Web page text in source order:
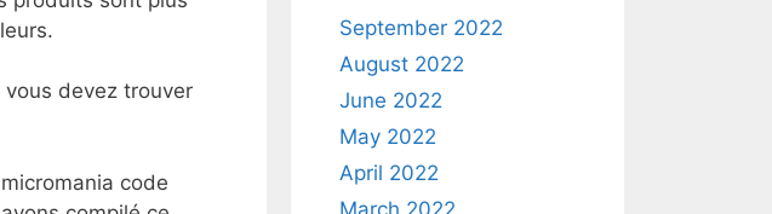
vous devez trouver
code
September 2022
August 2022
June 2022
May 2022
April 2022
March 2022